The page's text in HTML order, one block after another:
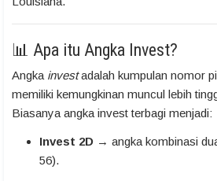
📊 Apa itu Angka Invest?
Angka investadalah kumpulan nomor
memiliki kemungkinan muncul lebih
Biasanya angka invest terbagi menjadi:
Invest 2D → angka kombinasi
56).